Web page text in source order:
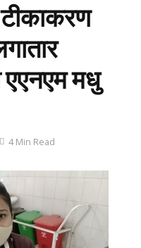
एएनएम मधु
4 Min Read